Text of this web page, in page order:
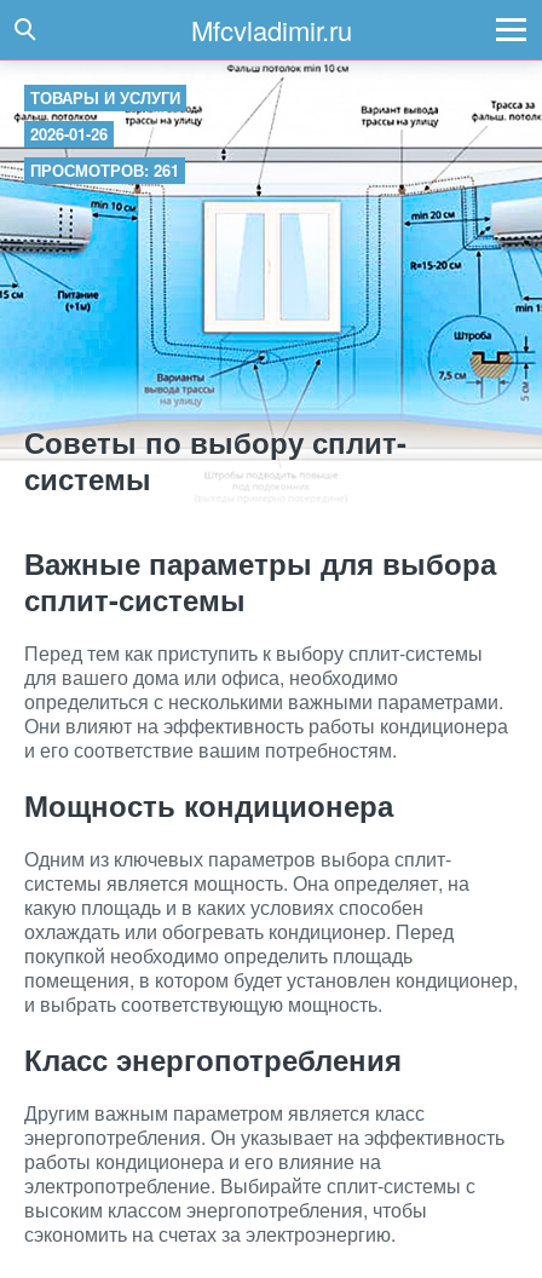
Mfcvladimir.ru
ТОВАРЫ И УСЛУГИ
2026-01-26
ПРОСМОТРОВ: 261
Советы по выбору сплит-
системы
Важные параметры для выбора
сплит-системы
Перед тем как приступить к выбору сплит-системы
для вашего дома или офиса, необходимо
определиться с несколькими важными параметрами.
Они влияют на эффективность работы кондиционера
и его соответствие вашим потребностям.
Мощность кондиционера
Одним из ключевых параметров выбора сплит-
системы является мощность. Она определяет, на
какую площадь и в каких условиях способен
охлаждать или обогревать кондиционер. Перед
покупкой необходимо определить площадь
помещения, в котором будет установлен кондиционер,
и выбрать соответствующую мощность.
Класс энергопотребления
Другим важным параметром является класс
энергопотребления. Он указывает на эффективность
работы кондиционера и его влияние на
электропотребление. Выбирайте сплит-системы с
высоким классом энергопотребления, чтобы
сэкономить на счетах за электроэнергию.